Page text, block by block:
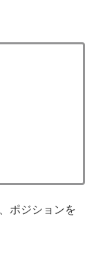
ポジションを